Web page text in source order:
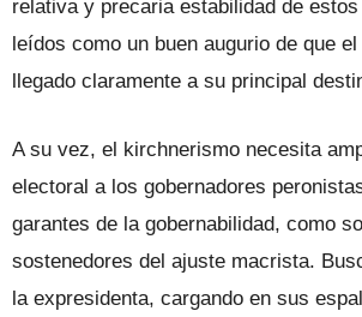
relativa y precaria estabilidad de
leídos como un buen augurio de que
llegado claramente a su principal
A su vez, el kirchnerismo necesita
electoral a los gobernadores
garantes de la gobernabilidad, como
sostenedores del ajuste macrista.
la expresidenta, cargando en sus